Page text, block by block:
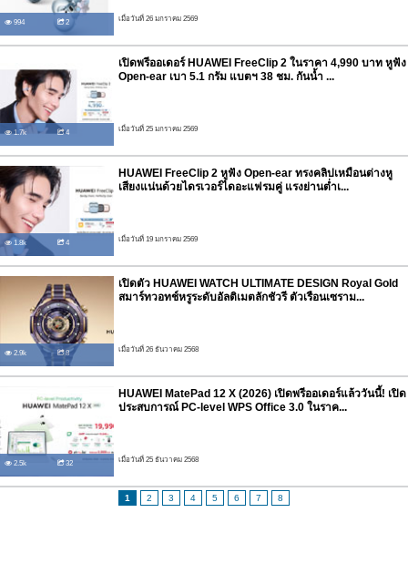
994 2 เมื่อวันที่ 26 มกราคม 2569
1.7k 4
เปิดพรีออเดอร์ HUAWEI FreeClip 2 ในราคา 4,990 บาท หูฟัง
Open-ear เบา 5.1 กรัม แบตฯ 38 ชม. กันน้ำ ...
เมื่อวันที่ 25 มกราคม 2569
1.8k 4
HUAWEI FreeClip 2 หูฟัง Open-ear ทรงคลิปเหมือนต่างหู
เสียงแน่นด้วยไดรเวอร์ไดอะแฟรมคู่ แรงย่านต่ำเ...
เมื่อวันที่ 19 มกราคม 2569
2.9k 8
เปิดตัว HUAWEI WATCH ULTIMATE DESIGN Royal Gold
สมาร์ทวอทช์หรูระดับอัลติเมตลักชัวรี ตัวเรือนเซราม...
เมื่อวันที่ 26 ธันวาคม 2568
2.5k 32
HUAWEI MatePad 12 X (2026) เปิดพรีออเดอร์แล้ววันนี้! เปิด
ประสบการณ์ PC-level WPS Office 3.0 ในราค...
เมื่อวันที่ 25 ธันวาคม 2568
1 2 3 4 5 6 7 8